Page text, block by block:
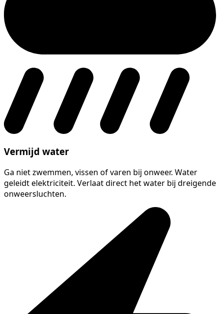
Vermijd water
Ga niet zwemmen, vissen of varen bij onweer. Water
geleidt elektriciteit. Verlaat direct het water bij dreigende
onweersluchten.